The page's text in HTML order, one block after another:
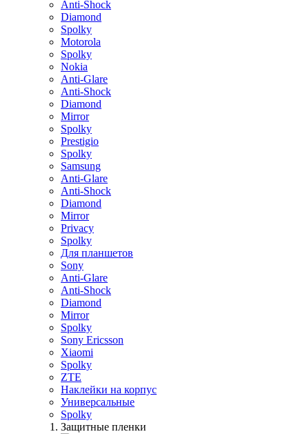
Anti-Shock
Diamond
Spolky
Motorola
Spolky
Nokia
Anti-Glare
Anti-Shock
Diamond
Mirror
Spolky
Prestigio
Spolky
Samsung
Anti-Glare
Anti-Shock
Diamond
Mirror
Privacy
Spolky
Для планшетов
Sony
Anti-Glare
Anti-Shock
Diamond
Mirror
Spolky
Sony Ericsson
Xiaomi
Spolky
ZTE
Наклейки на корпус
Универсальные
Spolky
Защитные пленки